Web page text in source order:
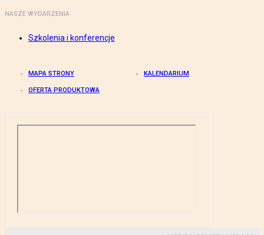
NASZE WYDARZENIA
Szkolenia i konferencje
MAPA STRONY KALENDARIUM
OFERTA PRODUKTOWA